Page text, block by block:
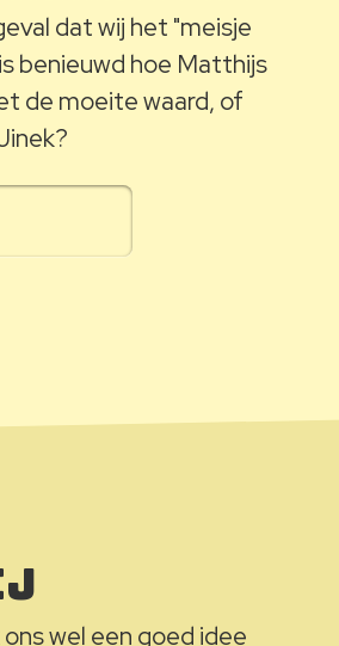
dat wij het "meisje
benieuwd hoe Matthijs
de moeite waard, of
wel een goed idee